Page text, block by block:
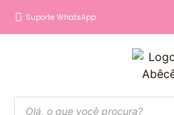
Suporte WhatsApp